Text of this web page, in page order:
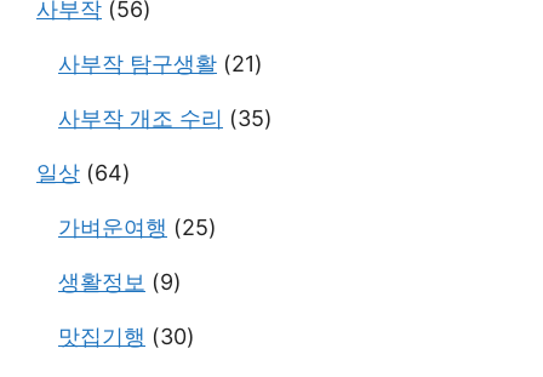
사부작 (56)
사부작 탐구생활 (21)
사부작 개조 수리 (35)
일상 (64)
가벼운여행 (25)
생활정보 (9)
맛집기행 (30)